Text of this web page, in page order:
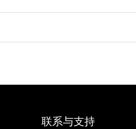
联系与支持